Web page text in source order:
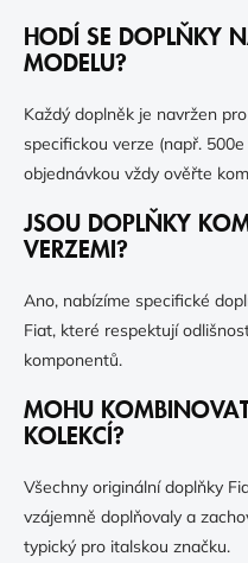
HODÍ SE DOPLŇKY
MODELU?
Každý doplněk je navržen
specifickou verze (např.
objednávkou vždy ověřte
JSOU DOPLŇKY
VERZEMI?
Ano, nabízíme specifické
Fiat, které respektují
komponentů.
MOHU
KOLEKCÍ?
Všechny originální doplňky
vzájemně doplňovaly a
typický pro italskou značku.